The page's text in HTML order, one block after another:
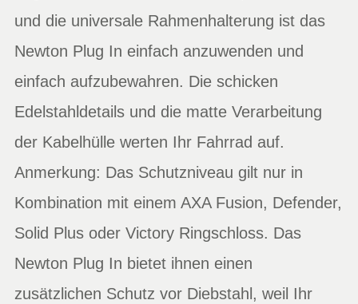
und die universale Rahmenhalterung ist das
Newton Plug In einfach anzuwenden und
einfach aufzubewahren. Die schicken
Edelstahldetails und die matte Verarbeitung
der Kabelhülle werten Ihr Fahrrad auf.
Anmerkung: Das Schutzniveau gilt nur in
Kombination mit einem AXA Fusion, Defender,
Solid Plus oder Victory Ringschloss. Das
Newton Plug In bietet ihnen einen
zusätzlichen Schutz vor Diebstahl, weil Ihr